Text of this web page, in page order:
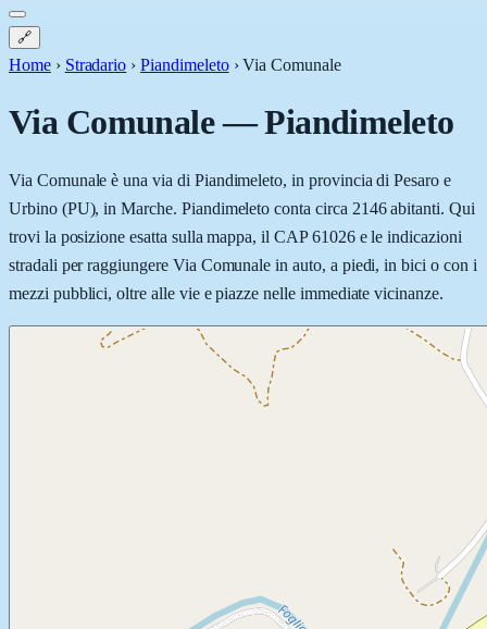
🔗
Home › Stradario › Piandimeleto ›Via Comunale
Via Comunale—Piandimeleto
Via Comunale è una via di Piandimeleto, in provincia di Pesaro e
Urbino (PU), in Marche. Piandimeleto conta circa 2146 abitanti. Qui
trovi la posizione esatta sulla mappa, il CAP 61026 e le indicazioni
stradali per raggiungere Via Comunale in auto, a piedi, in bici o con i
mezzi pubblici, oltre alle vie e piazze nelle immediate vicinanze.